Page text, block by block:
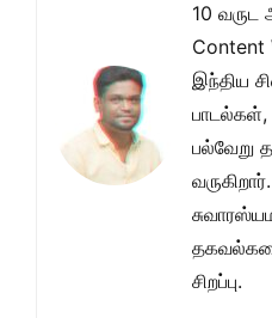
10
Content
இந்திய
பாடல்கள்,
பல்வேறு
சிறப்பு.